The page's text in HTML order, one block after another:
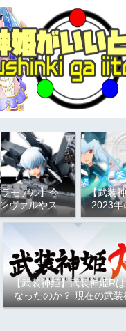
モデル】今
ヴァルやスト
という話
【武装
2023年
【武装神姫】武装神姫R
なったのか？ 現在の武装
アーケード（バトコン）